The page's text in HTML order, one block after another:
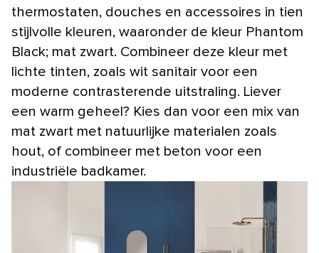
thermostaten, douches en accessoires in tien
stijlvolle kleuren, waaronder de kleur Phantom
Black; mat zwart. Combineer deze kleur met
lichte tinten, zoals wit sanitair voor een
moderne contrasterende uitstraling. Liever
een warm geheel? Kies dan voor een mix van
mat zwart met natuurlijke materialen zoals
hout, of combineer met beton voor een
industriële badkamer.